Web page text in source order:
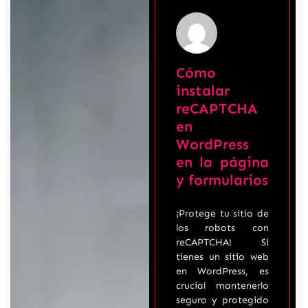
Cómo
instalar
reCAPTCHA
en
WordPress
en la página
y formularios
¡Protege tu sitio de
los robots con
reCAPTCHA! Si
tienes un sitio web
en WordPress, es
crucial mantenerlo
seguro y protegido